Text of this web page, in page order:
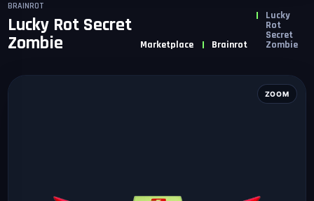
BRAINROT
Lucky Rot Secret
Zombie Marketplace Brainrot
Lucky
Rot
Secret
Zombie